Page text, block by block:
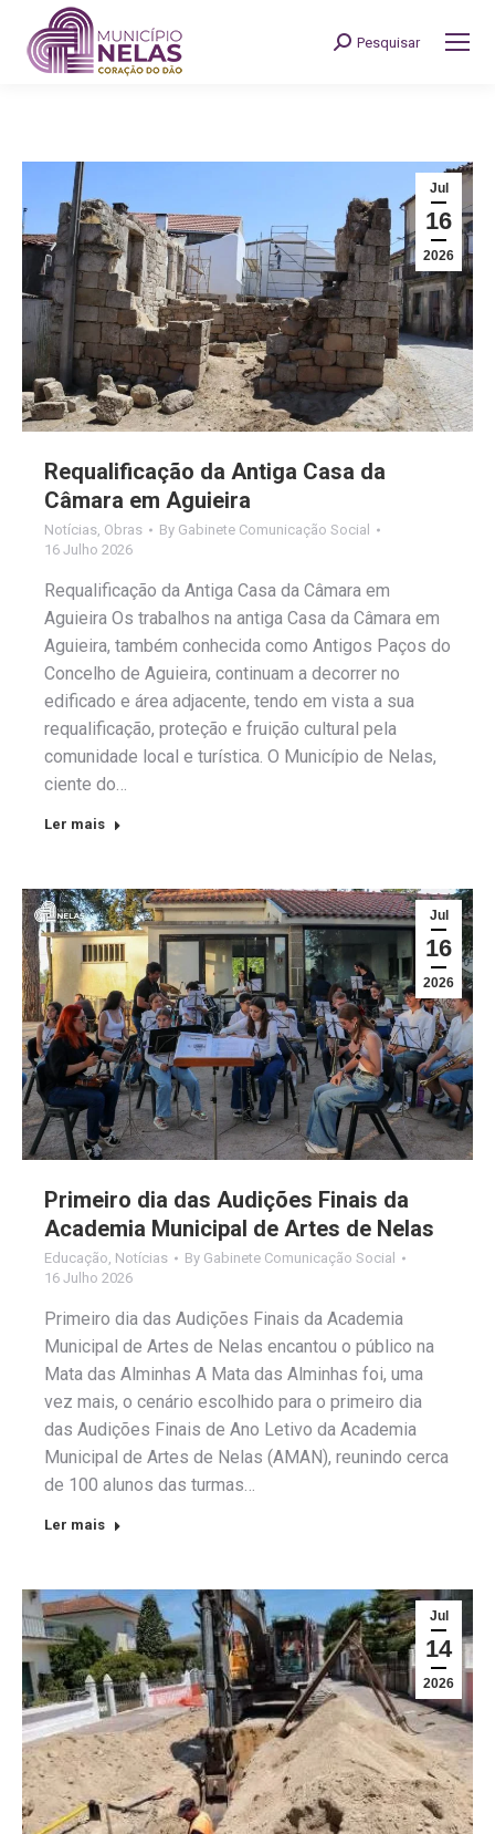
Search:
Pesquisar
Jul
16
2026
Requalificação da Antiga Casa da
Câmara em Aguieira
Notícias, Obras By Gabinete Comunicação Social
16 Julho 2026
Requalificação da Antiga Casa da Câmara em
Aguieira Os trabalhos na antiga Casa da Câmara em
Aguieira, também conhecida como Antigos Paços do
Concelho de Aguieira, continuam a decorrer no
edificado e área adjacente, tendo em vista a sua
requalificação, proteção e fruição cultural pela
comunidade local e turística. O Município de Nelas,
ciente do…
Ler mais
Jul
16
2026
Primeiro dia das Audições Finais da
Academia Municipal de Artes de Nelas
Educação Notícias By Gabinete Comunicação Social
16 Julho 2026
Primeiro dia das Audições Finais da Academia
Municipal de Artes de Nelas encantou o público na
Mata das Alminhas A Mata das Alminhas foi, uma
vez mais, o cenário escolhido para o primeiro dia
das Audições Finais de Ano Letivo da Academia
Municipal de Artes de Nelas (AMAN), reunindo cerca
de 100 alunos das turmas…
Ler mais
Jul
14
2026